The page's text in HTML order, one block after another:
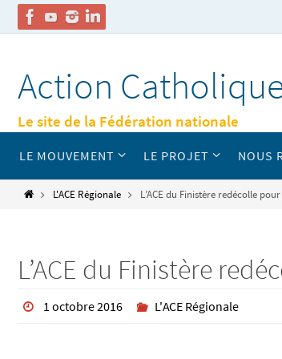
contenu
Action
Le site de la Fédération nationale
contenu
LE MOUVEMENT LE PROJET NOUS
HomeL'ACE Régionale L’ACE du Finistère redécolle
L’ACE du Finistère
1 octobre 2016 L'ACE Régionale